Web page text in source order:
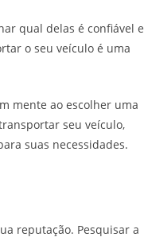
qual delas é confiável e
o seu veículo é uma
mente ao escolher uma
seu veículo,
suas necessidades.
reputação. Pesquisar a